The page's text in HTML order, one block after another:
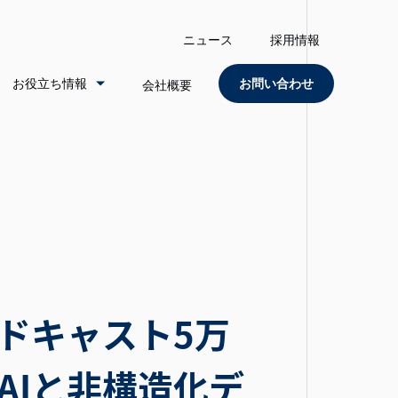
ニュース 採用情報
お役立ち情報 会社概要 お問い合わせ
キャスト5万
と非構造化デ